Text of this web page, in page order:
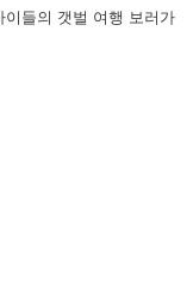
들의 갯벌 여행 보러가